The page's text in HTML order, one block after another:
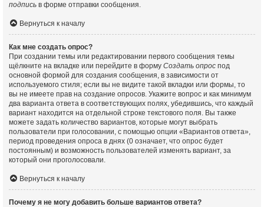
подпись в форме отправки сообщения.
Вернуться к началу
Как мне создать опрос?
При создании темы или редактировании первого сообщения темы
щёлкните на вкладке или перейдите в форму Создать опрос под
основной формой для создания сообщения, в зависимости от
используемого стиля; если вы не видите такой вкладки или формы, то
вы не имеете прав на создание опросов. Укажите вопрос и как минимум
два варианта ответа в соответствующих полях, убедившись, что каждый
вариант находится на отдельной строке текстового поля. Вы также
можете задать количество вариантов, которые могут выбрать
пользователи при голосовании, с помощью опции «Вариантов ответа»,
период проведения опроса в днях (0 означает, что опрос будет
постоянным) и возможность пользователей изменять вариант, за
который они проголосовали.
Вернуться к началу
Почему я не могу добавить больше вариантов ответа?